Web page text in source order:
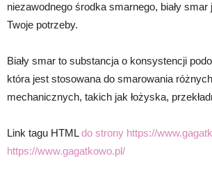
niezawodnego środka smarnego, biały
Twoje potrzeby.
Biały smar to substancja o konsystencji
która jest stosowana do smarowania
mechanicznych, takich jak łożyska,
Link tagu HTMLdo strony https://
https://www.gagatkowo.pl/